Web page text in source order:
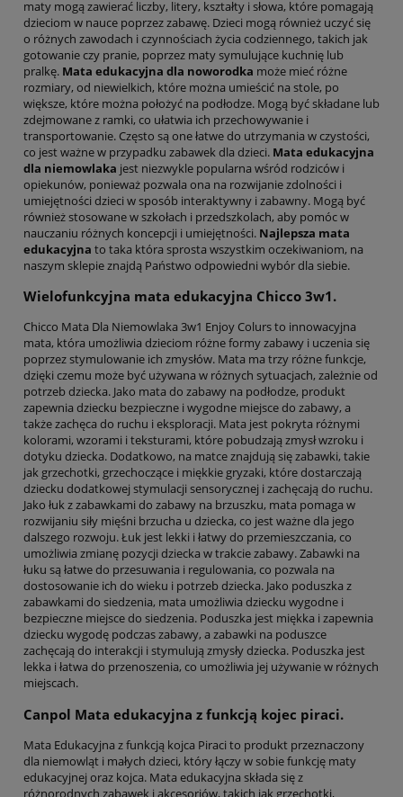
maty mogą zawierać liczby, litery, kształty i słowa, które pomagają
dzieciom w nauce poprzez zabawę. Dzieci mogą również uczyć się
o różnych zawodach i czynnościach życia codziennego, takich jak
gotowanie czy pranie, poprzez maty symulujące kuchnię lub
pralkę. Mata edukacyjna dla noworodka może mieć różne
rozmiary, od niewielkich, które można umieścić na stole, po
większe, które można położyć na podłodze. Mogą być składane lub
zdejmowane z ramki, co ułatwia ich przechowywanie i
transportowanie. Często są one łatwe do utrzymania w czystości,
co jest ważne w przypadku zabawek dla dzieci. Mata edukacyjna
dla niemowlaka jest niezwykle popularna wśród rodziców i
opiekunów, ponieważ pozwala ona na rozwijanie zdolności i
umiejętności dzieci w sposób interaktywny i zabawny. Mogą być
również stosowane w szkołach i przedszkolach, aby pomóc w
nauczaniu różnych koncepcji i umiejętności. Najlepsza mata
edukacyjna to taka która sprosta wszystkim oczekiwaniom, na
naszym sklepie znajdą Państwo odpowiedni wybór dla siebie.
Wielofunkcyjna mata edukacyjna Chicco 3w1.
Chicco Mata Dla Niemowlaka 3w1 Enjoy Colurs to innowacyjna
mata, która umożliwia dzieciom różne formy zabawy i uczenia się
poprzez stymulowanie ich zmysłów. Mata ma trzy różne funkcje,
dzięki czemu może być używana w różnych sytuacjach, zależnie od
potrzeb dziecka. Jako mata do zabawy na podłodze, produkt
zapewnia dziecku bezpieczne i wygodne miejsce do zabawy, a
także zachęca do ruchu i eksploracji. Mata jest pokryta różnymi
kolorami, wzorami i teksturami, które pobudzają zmysł wzroku i
dotyku dziecka. Dodatkowo, na matce znajdują się zabawki, takie
jak grzechotki, grzechoczące i miękkie gryzaki, które dostarczają
dziecku dodatkowej stymulacji sensorycznej i zachęcają do ruchu.
Jako łuk z zabawkami do zabawy na brzuszku, mata pomaga w
rozwijaniu siły mięśni brzucha u dziecka, co jest ważne dla jego
dalszego rozwoju. Łuk jest lekki i łatwy do przemieszczania, co
umożliwia zmianę pozycji dziecka w trakcie zabawy. Zabawki na
łuku są łatwe do przesuwania i regulowania, co pozwala na
dostosowanie ich do wieku i potrzeb dziecka. Jako poduszka z
zabawkami do siedzenia, mata umożliwia dziecku wygodne i
bezpieczne miejsce do siedzenia. Poduszka jest miękka i zapewnia
dziecku wygodę podczas zabawy, a zabawki na poduszce
zachęcają do interakcji i stymulują zmysły dziecka. Poduszka jest
lekka i łatwa do przenoszenia, co umożliwia jej używanie w różnych
miejscach.
Canpol Mata edukacyjna z funkcją kojec piraci.
Mata Edukacyjna z funkcją kojca Piraci to produkt przeznaczony
dla niemowląt i małych dzieci, który łączy w sobie funkcję maty
edukacyjnej oraz kojca. Mata edukacyjna składa się z
różnorodnych zabawek i akcesoriów, takich jak grzechotki,